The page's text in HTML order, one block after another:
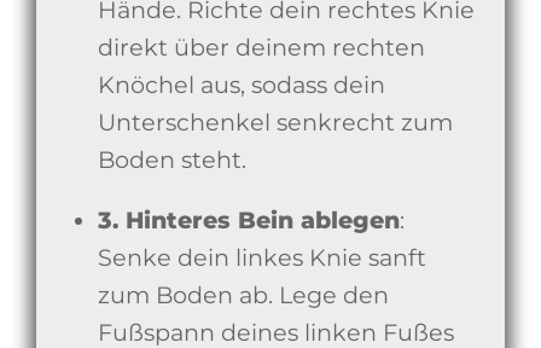
Hände. Richte dein rechtes Knie
direkt über deinem rechten
Knöchel aus, sodass dein
Unterschenkel senkrecht zum
Boden steht.
3. Hinteres Bein ablegen:
Senke dein linkes Knie sanft
zum Boden ab. Lege den
Fußspann deines linken Fußes